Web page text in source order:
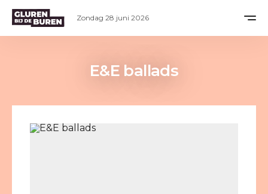
E&E ballads
Zondag 28 juni 2026